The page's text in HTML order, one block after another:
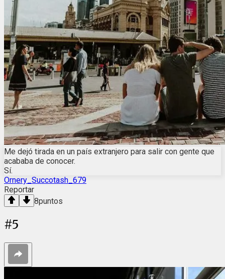
Me dejó tirada en un país extranjero para salir con gente que
acababa de conocer.
Sí.
Ornery_Succotash_679
Reportar
8puntos
#5